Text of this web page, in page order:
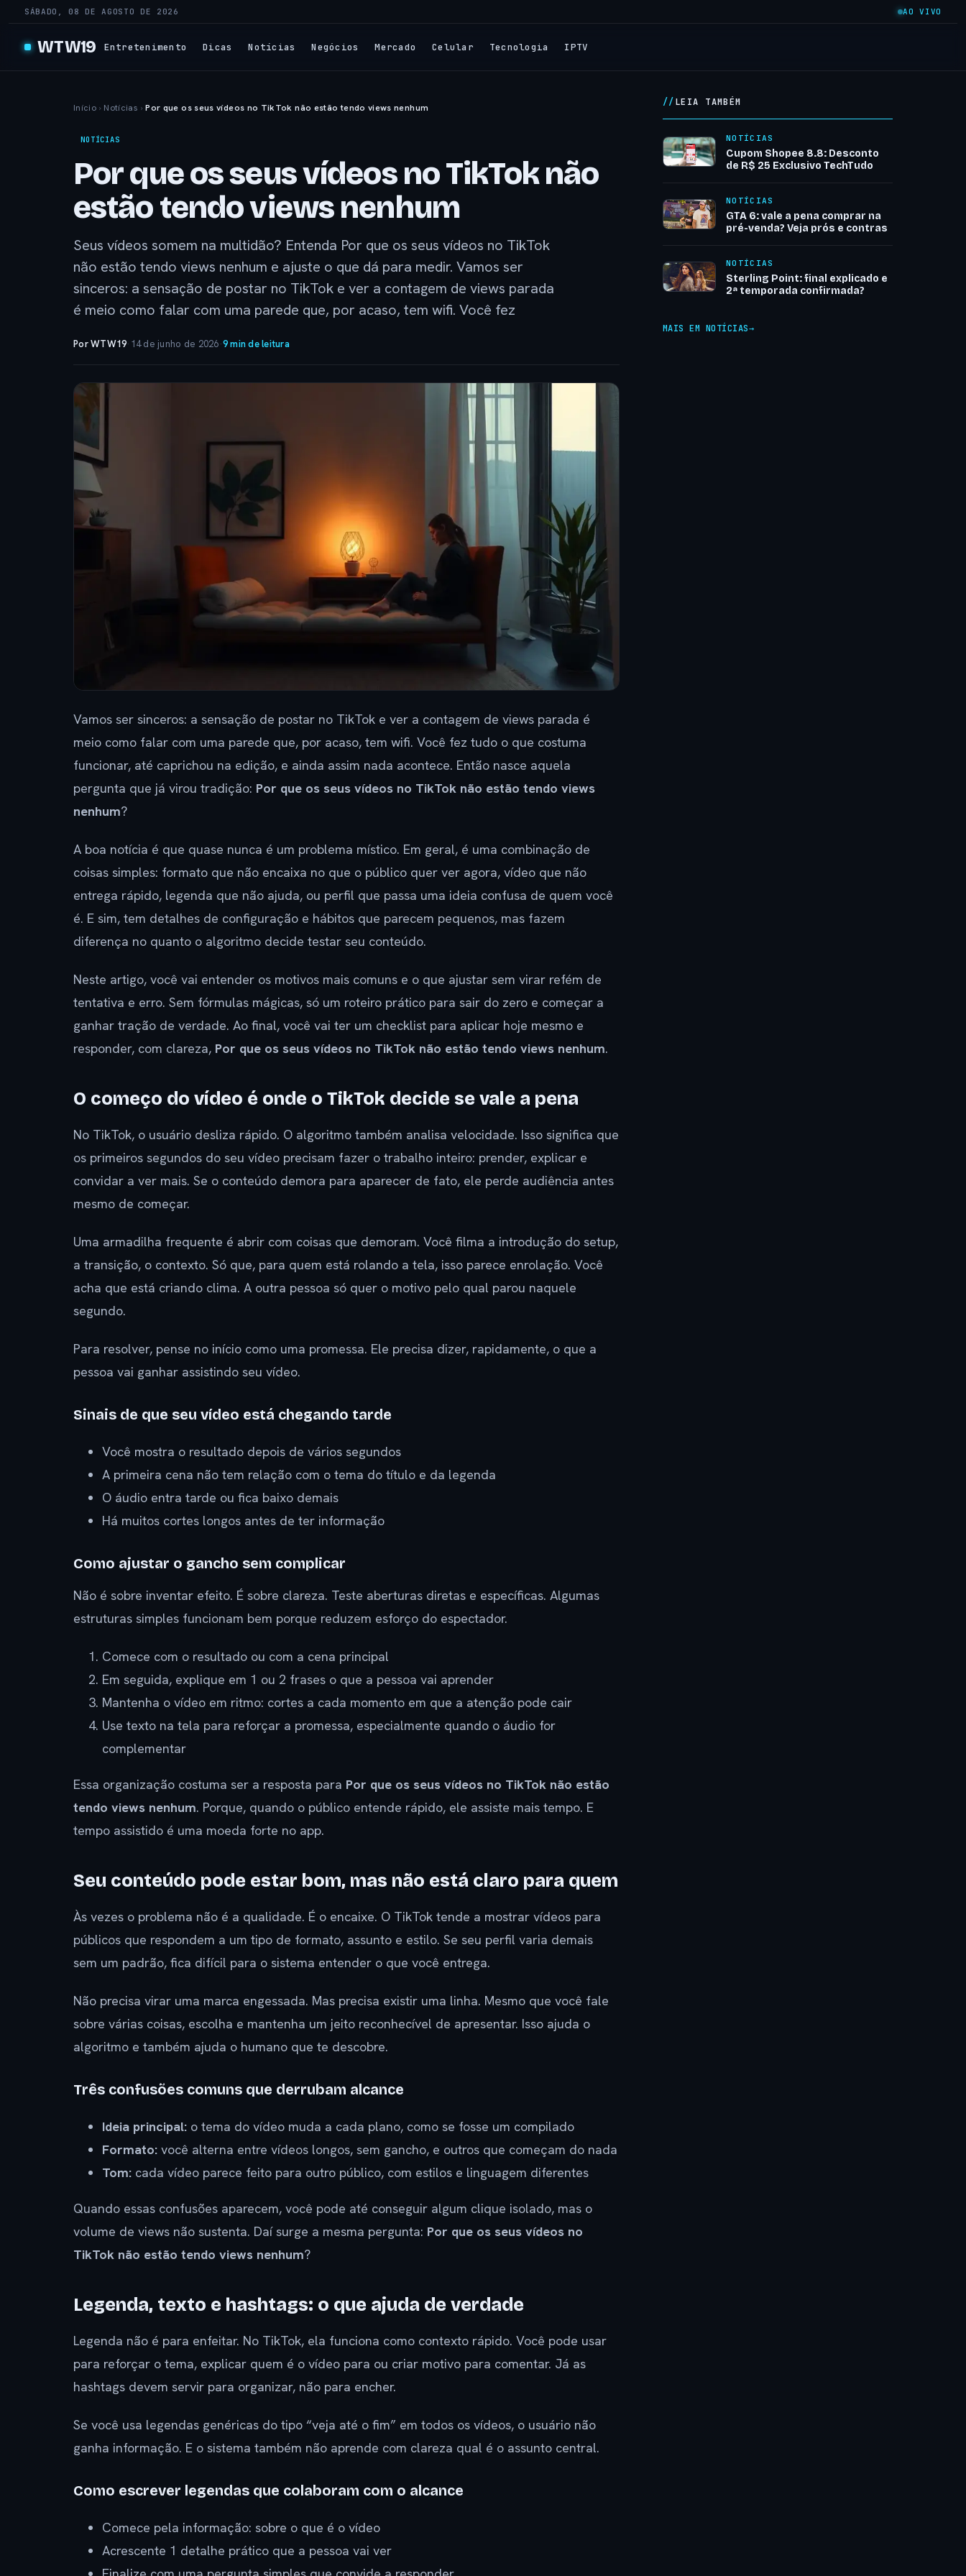
SÁBADO, 08 DE AGOSTO DE 2026 AO VIVO
WTW19 Entretenimento Dicas Notícias Negócios Mercado Celular Tecnologia IPTV
Início › Notícias › Por que os seus vídeos no TikTok não estão tendo views nenhum
NOTÍCIAS
Por que os seus vídeos no TikTok não
estão tendo views nenhum
Seus vídeos somem na multidão? Entenda Por que os seus vídeos no TikTok
não estão tendo views nenhum e ajuste o que dá para medir. Vamos ser
sinceros: a sensação de postar no TikTok e ver a contagem de views parada
é meio como falar com uma parede que, por acaso, tem wifi. Você fez
Por WTW19· 14 de junho de 2026·9 min de leitura
Vamos ser sinceros: a sensação de postar no TikTok e ver a contagem de views parada é
meio como falar com uma parede que, por acaso, tem wifi. Você fez tudo o que costuma
funcionar, até caprichou na edição, e ainda assim nada acontece. Então nasce aquela
pergunta que já virou tradição: Por que os seus vídeos no TikTok não estão tendo views
nenhum?
A boa notícia é que quase nunca é um problema místico. Em geral, é uma combinação de
coisas simples: formato que não encaixa no que o público quer ver agora, vídeo que não
entrega rápido, legenda que não ajuda, ou perfil que passa uma ideia confusa de quem você
é. E sim, tem detalhes de configuração e hábitos que parecem pequenos, mas fazem
diferença no quanto o algoritmo decide testar seu conteúdo.
Neste artigo, você vai entender os motivos mais comuns e o que ajustar sem virar refém de
tentativa e erro. Sem fórmulas mágicas, só um roteiro prático para sair do zero e começar a
ganhar tração de verdade. Ao final, você vai ter um checklist para aplicar hoje mesmo e
responder, com clareza, Por que os seus vídeos no TikTok não estão tendo views nenhum.
O começo do vídeo é onde o TikTok decide se vale a pena
No TikTok, o usuário desliza rápido. O algoritmo também analisa velocidade. Isso significa que
os primeiros segundos do seu vídeo precisam fazer o trabalho inteiro: prender, explicar e
convidar a ver mais. Se o conteúdo demora para aparecer de fato, ele perde audiência antes
mesmo de começar.
Uma armadilha frequente é abrir com coisas que demoram. Você filma a introdução do setup,
a transição, o contexto. Só que, para quem está rolando a tela, isso parece enrolação. Você
acha que está criando clima. A outra pessoa só quer o motivo pelo qual parou naquele
segundo.
Para resolver, pense no início como uma promessa. Ele precisa dizer, rapidamente, o que a
pessoa vai ganhar assistindo seu vídeo.
Sinais de que seu vídeo está chegando tarde
Você mostra o resultado depois de vários segundos
A primeira cena não tem relação com o tema do título e da legenda
O áudio entra tarde ou fica baixo demais
Há muitos cortes longos antes de ter informação
Como ajustar o gancho sem complicar
Não é sobre inventar efeito. É sobre clareza. Teste aberturas diretas e específicas. Algumas
estruturas simples funcionam bem porque reduzem esforço do espectador.
Comece com o resultado ou com a cena principal
Em seguida, explique em 1 ou 2 frases o que a pessoa vai aprender
Mantenha o vídeo em ritmo: cortes a cada momento em que a atenção pode cair
Use texto na tela para reforçar a promessa, especialmente quando o áudio for
complementar
Essa organização costuma ser a resposta para Por que os seus vídeos no TikTok não estão
tendo views nenhum. Porque, quando o público entende rápido, ele assiste mais tempo. E
tempo assistido é uma moeda forte no app.
Seu conteúdo pode estar bom, mas não está claro para quem
Às vezes o problema não é a qualidade. É o encaixe. O TikTok tende a mostrar vídeos para
públicos que respondem a um tipo de formato, assunto e estilo. Se seu perfil varia demais
sem um padrão, fica difícil para o sistema entender o que você entrega.
Não precisa virar uma marca engessada. Mas precisa existir uma linha. Mesmo que você fale
sobre várias coisas, escolha e mantenha um jeito reconhecível de apresentar. Isso ajuda o
algoritmo e também ajuda o humano que te descobre.
Três confusões comuns que derrubam alcance
Ideia principal: o tema do vídeo muda a cada plano, como se fosse um compilado
Formato: você alterna entre vídeos longos, sem gancho, e outros que começam do nada
Tom: cada vídeo parece feito para outro público, com estilos e linguagem diferentes
Quando essas confusões aparecem, você pode até conseguir algum clique isolado, mas o
volume de views não sustenta. Daí surge a mesma pergunta: Por que os seus vídeos no
TikTok não estão tendo views nenhum?
Legenda, texto e hashtags: o que ajuda de verdade
Legenda não é para enfeitar. No TikTok, ela funciona como contexto rápido. Você pode usar
para reforçar o tema, explicar quem é o vídeo para ou criar motivo para comentar. Já as
hashtags devem servir para organizar, não para encher.
Se você usa legendas genéricas do tipo “veja até o fim” em todos os vídeos, o usuário não
ganha informação. E o sistema também não aprende com clareza qual é o assunto central.
Como escrever legendas que colaboram com o alcance
Comece pela informação: sobre o que é o vídeo
Acrescente 1 detalhe prático que a pessoa vai ver
LEIA TAMBÉM
NOTÍCIAS
Cupom Shopee 8.8: Desconto
de R$ 25 Exclusivo TechTudo
NOTÍCIAS
GTA 6: vale a pena comprar na
pré-venda? Veja prós e contras
NOTÍCIAS
Sterling Point: final explicado e
2ª temporada confirmada?
MAIS EM NOTÍCIAS